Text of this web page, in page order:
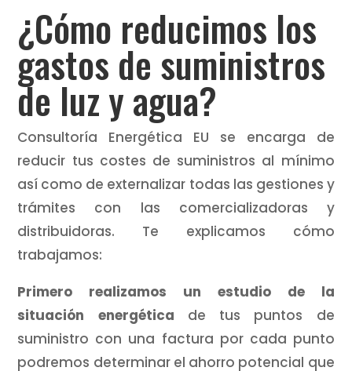
¿Cómo reducimos los
gastos de suministros
de luz y agua?
Consultoría Energética EU se encarga de
reducir tus costes de suministros al mínimo
así como de externalizar todas las gestiones y
trámites con las comercializadoras y
distribuidoras. Te explicamos cómo
trabajamos:
Primero realizamos un estudio de la
situación energética de tus puntos de
suministro con una factura por cada punto
podremos determinar el ahorro potencial que